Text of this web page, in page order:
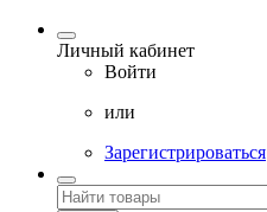
Личный кабинет
Войти
или
Зарегистрироваться